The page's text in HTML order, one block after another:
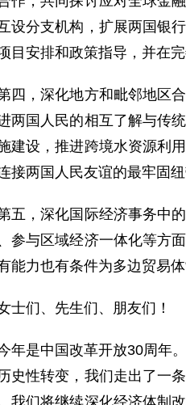
设分支机构，扩展两国银
目安排和政策指导，并在
，深化地方和毗邻地区合
两国人民的相互了解与传
建设，推进跨境水资源利
接两国人民友谊的最牢固纽
，深化国际经济事务中的
参与区域经济一体化等方
能力也有条件为多边贸易体
们、先生们、朋友们！
是中国改革开放30周年。
史性转变，我们走出了一
我们将继续深化经济体制